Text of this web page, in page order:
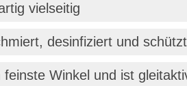
vielseitig
desinfiziert und
feinste Winkel und ist